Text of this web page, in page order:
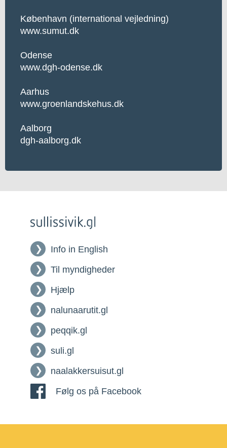
København (international vejledning)
www.sumut.dk
Odense
www.dgh-odense.dk
Aarhus
www.groenlandskehus.dk
Aalborg
dgh-aalborg.dk
Info in English
Til myndigheder
Hjælp
nalunaarutit.gl
peqqik.gl
suli.gl
naalakkersuisut.gl
Følg os på Facebook